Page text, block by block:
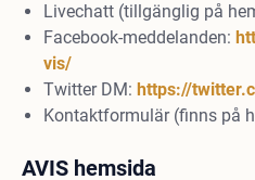
Livechatt (tillgänglig på
Facebook-meddelanden:
vis/
Twitter DM: https://
Kontaktformulär (finns på
AVIS hemsida